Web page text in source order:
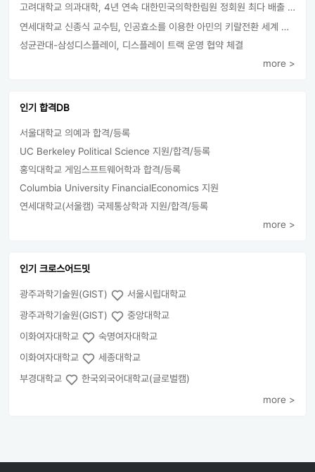
고려대학교 의과대학, 4년 연속 대한민국의학한림원 정회원 최다 배출 外
연세대학교 신종식 교수팀, 인공효소를 이용한 아민의 키랄전환 세계 최초로 성공
성균관대-삼성디스플레이, 디스플레이 트랙 운영 협약 체결
more >
인기 합격DB
서울대학교 의예과 합격/등록
UC Berkeley Political Science 지원/합격/등록
홍익대학교 게임스프트웨어학과 합격/등록
Columbia University FinancialEconomics 지원
연세대학교(서울캠) 국제통상학과 지원/합격/등록
more >
인기 크로스어드밋
광주과학기술원(GIST)
서울시립대학교
광주과학기술원(GIST)
중앙대학교
이화여자대학교
숙명여자대학교
이화여자대학교
세종대학교
부경대학교
한국외국어대학교(글로벌캠)
more >